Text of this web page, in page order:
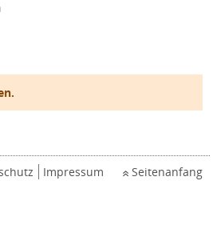
Impressum Seitenanfang